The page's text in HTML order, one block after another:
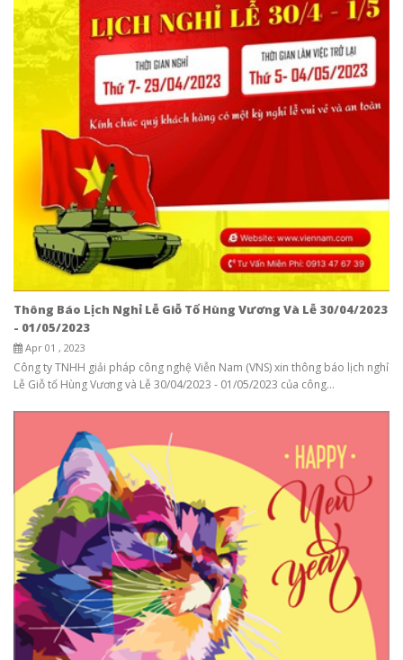
Thông Báo Lịch Nghỉ Lễ Giỗ Tổ Hùng Vương Và Lễ 30/04/2023
- 01/05/2023
Apr 01 , 2023
Công ty TNHH giải pháp công nghệ Viễn Nam (VNS) xin thông báo lịch nghỉ
Lễ Giỗ tổ Hùng Vương và Lễ 30/04/2023 - 01/05/2023 của công...